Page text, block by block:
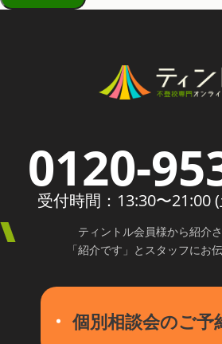
ィ
し
0120-
受付時間：13:30〜21:00
ティントル会員様から紹介さ
「紹介です」とスタッフにお
個別相談会のご予